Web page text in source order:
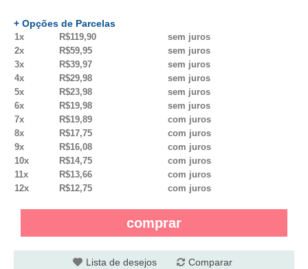
+ Opções de Parcelas
1x R$119,90
sem juros
2x
R$59,95
sem juros
3x
R$39,97
sem juros
4x
R$29,98
sem juros
5x
R$23,98
sem juros
6x
R$19,98
sem juros
7x
R$19,89
com juros
8x
R$17,75
com juros
9x
R$16,08
com juros
10x
R$14,75
com juros
11x
R$13,66
com juros
12x
R$12,75 com juros
comprar
Lista de desejos Comparar